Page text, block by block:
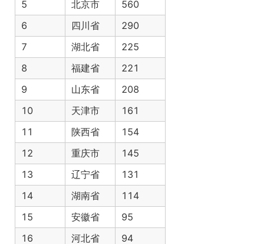
5
北京市
560
6
四川省
290
7
湖北省
225
8
福建省
221
9
山东省
208
10
天津市
161
11
陕西省
154
12
重庆市
145
13
辽宁省
131
14
湖南省
114
15
安徽省
95
16
河北省
94